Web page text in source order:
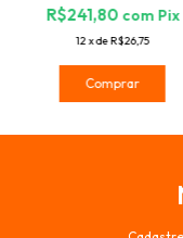
R$241,80 com Pix
12 xdeR$26,75
Comprar